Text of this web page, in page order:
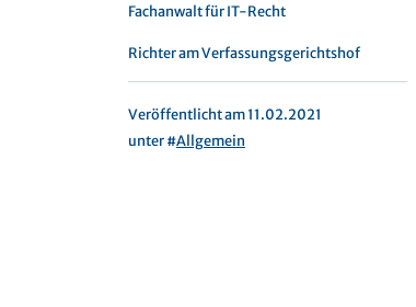
Fachanwalt für IT-Recht
Richter am Verfassungsgerichtshof
Veröffentlicht am 11.02.2021
unter #Allgemein